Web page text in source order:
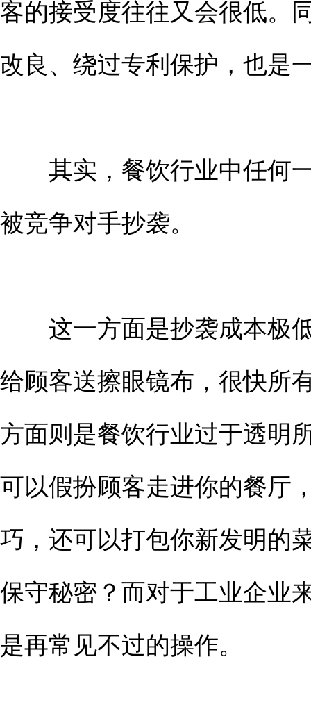
客的接受度往往又会很低。
改良、绕过专利保护，也是
其实，餐饮行业中任何
被竞争对手抄袭。
这一方面是抄袭成本极
给顾客送擦眼镜布，很快所
方面则是餐饮行业过于透明
可以假扮顾客走进你的餐厅
巧，还可以打包你新发明的
保守秘密？而对于工业企业
是再常见不过的操作。